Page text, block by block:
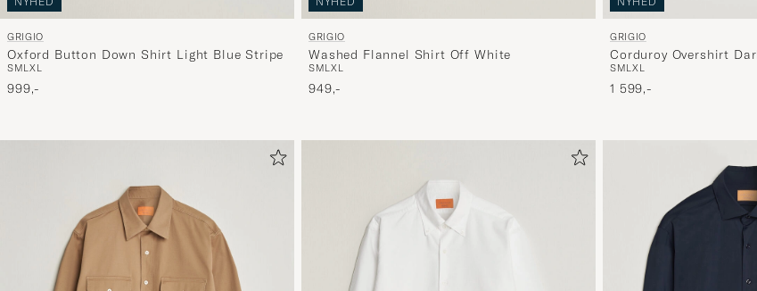
GRIGIO
Oxford Button Down Shirt Light Blue Stripe
SMLXL
999,-
GRIGIO
Washed Flannel Shirt Off White
SMLXL
949,-
GRIGIO
Corduroy Overshirt
SMLXL
1 599,-